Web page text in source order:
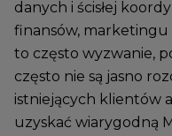
danych i ścisłej
finansów, marketingu
to często wyzwanie,
często nie są jasno
istniejących klientów
uzyskać wiarygodną